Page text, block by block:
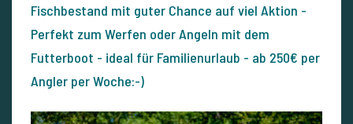
Fischbestand mit guter Chance auf viel Aktion -
Perfekt zum Werfen oder Angeln mit dem
Futterboot - ideal für Familienurlaub - ab 250€ per
Angler per Woche:-)